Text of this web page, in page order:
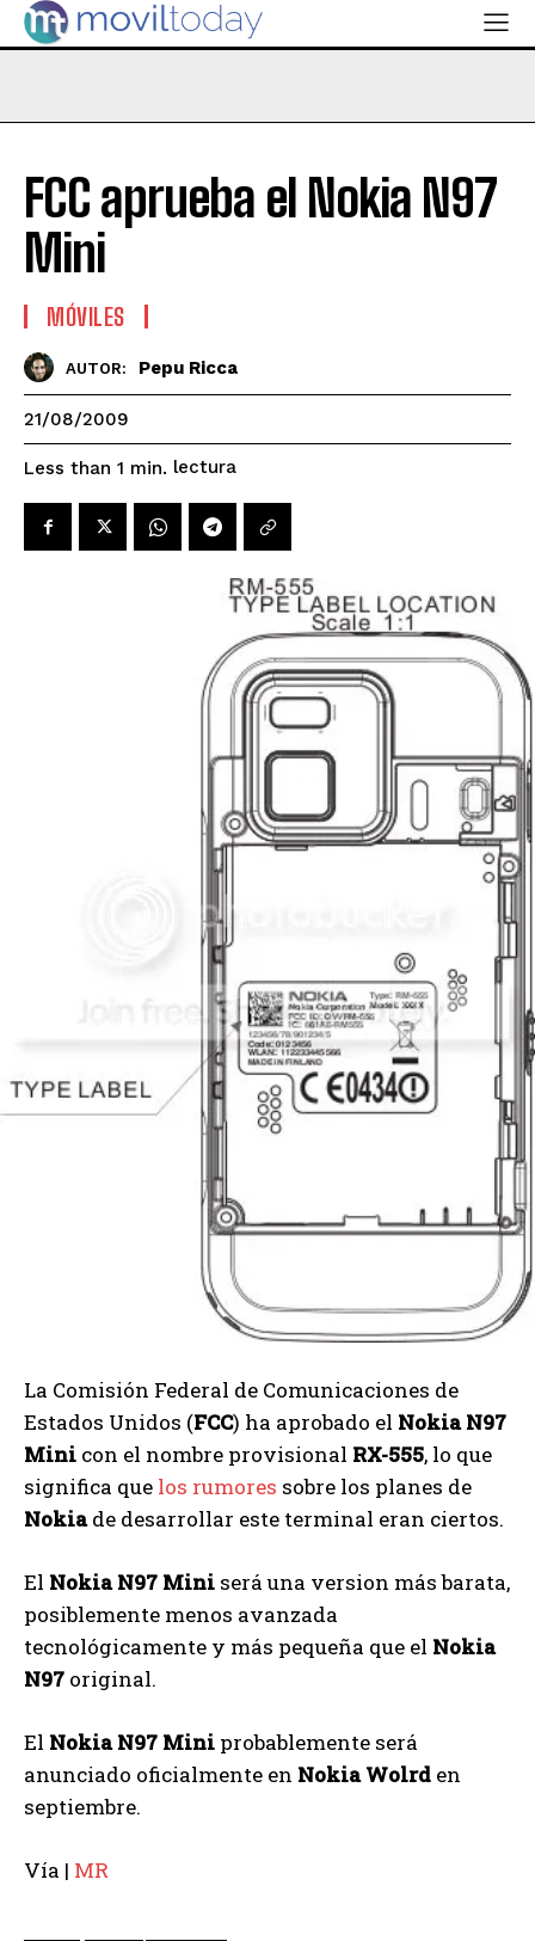
FCC aprueba el Nokia N97
Mini
MÓVILES
AUTOR: Pepu Ricca
21/08/2009
Less than 1 min. lectura
La Comisión Federal de Comunicaciones de
Estados Unidos (FCC) ha aprobado el Nokia N97
Mini con el nombre provisional RX-555, lo que
significa que los rumores sobre los planes de
Nokiade desarrollar este terminal eran ciertos.
El Nokia N97 Mini será una version más barata,
posiblemente menos avanzada
tecnológicamente y más pequeña que el Nokia
N97 original.
El Nokia N97 Mini probablemente será
anunciado oficialmente en Nokia Wolrd en
septiembre.
Vía | MR